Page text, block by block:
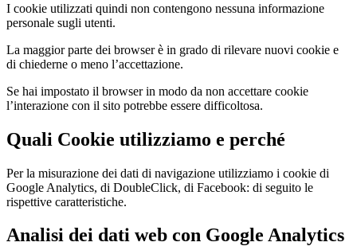
I cookie utilizzati quindi non contengono nessuna informazione
personale sugli utenti.
La maggior parte dei browser è in grado di rilevare nuovi cookie e
di chiederne o meno l’accettazione.
Se hai impostato il browser in modo da non accettare cookie
l’interazione con il sito potrebbe essere difficoltosa.
Quali Cookie utilizziamo e perché
Per la misurazione dei dati di navigazione utilizziamo i cookie di
Google Analytics, di DoubleClick, di Facebook: di seguito le
rispettive caratteristiche.
Analisi dei dati web con Google Analytics